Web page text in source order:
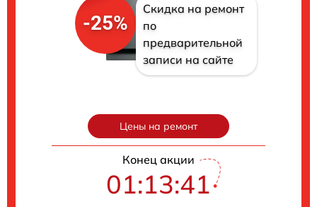
-25%
Скидка на ремонт
по
предварительной
записи на сайте
Цены на ремонт
Конец акции
01:13:40